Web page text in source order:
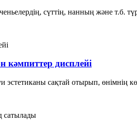
сүттің, нанның және т.б.
кәмпиттер дисплейі
эстетиканы сақтай отырып, өнімнің